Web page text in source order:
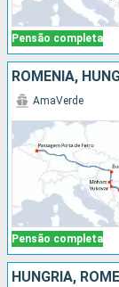
Pensão completa
Pensão completa
AmaVerde